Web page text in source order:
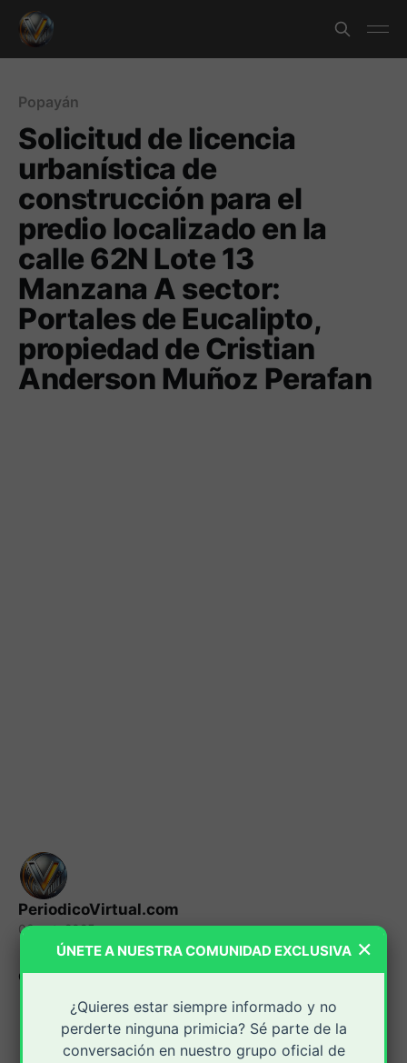
Popayán
Solicitud de licencia
urbanística de
construcción para el
predio localizado en la
calle 62N Lote 13
Manzana A sector:
Portales de Eucalipto,
propiedad de Cristian
Anderson Muñoz Perafan
PeriodicoVirtual.com
08 oct. 2025
Compartir:
×
ÚNETE A NUESTRA COMUNIDAD EXCLUSIVA
¿Quieres estar siempre informado y no
perderte ninguna primicia? Sé parte de la
conversación en nuestro grupo oficial de